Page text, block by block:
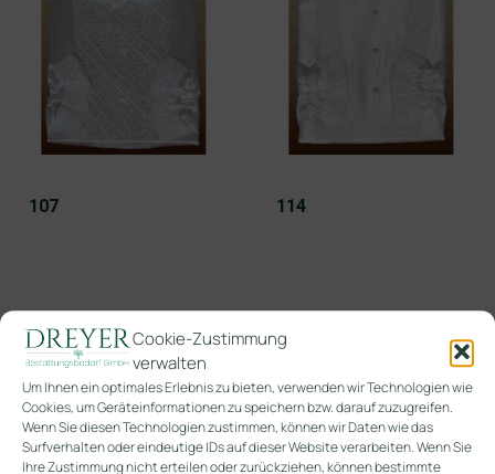
Cookie-Zustimmung
verwalten
Um Ihnen ein optimales Erlebnis zu bieten, verwenden wir Technologien wie
Cookies, um Geräteinformationen zu speichern bzw. darauf zuzugreifen.
Wenn Sie diesen Technologien zustimmen, können wir Daten wie das
Surfverhalten oder eindeutige IDs auf dieser Website verarbeiten. Wenn Sie
Ihre Zustimmung nicht erteilen oder zurückziehen, können bestimmte
107 114